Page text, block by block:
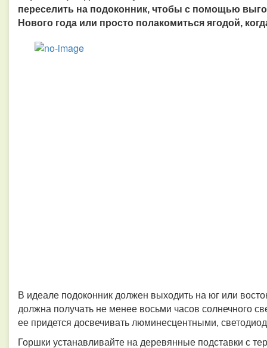
переселить на подоконник, чтобы с помощью
Нового года или просто полакомиться ягодой,
В идеале подоконник должен выходить на юг или
должна получать не менее восьми часов солнечного
ее придется досвечивать люминесцентными,
Горшки устанавливайте на деревянные подставки с